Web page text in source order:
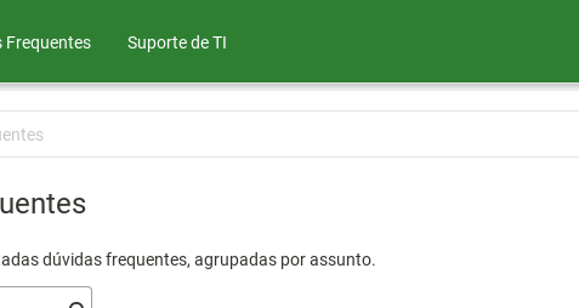
Frequentes Suporte de TI
dúvidas frequentes, agrupadas por assunto.